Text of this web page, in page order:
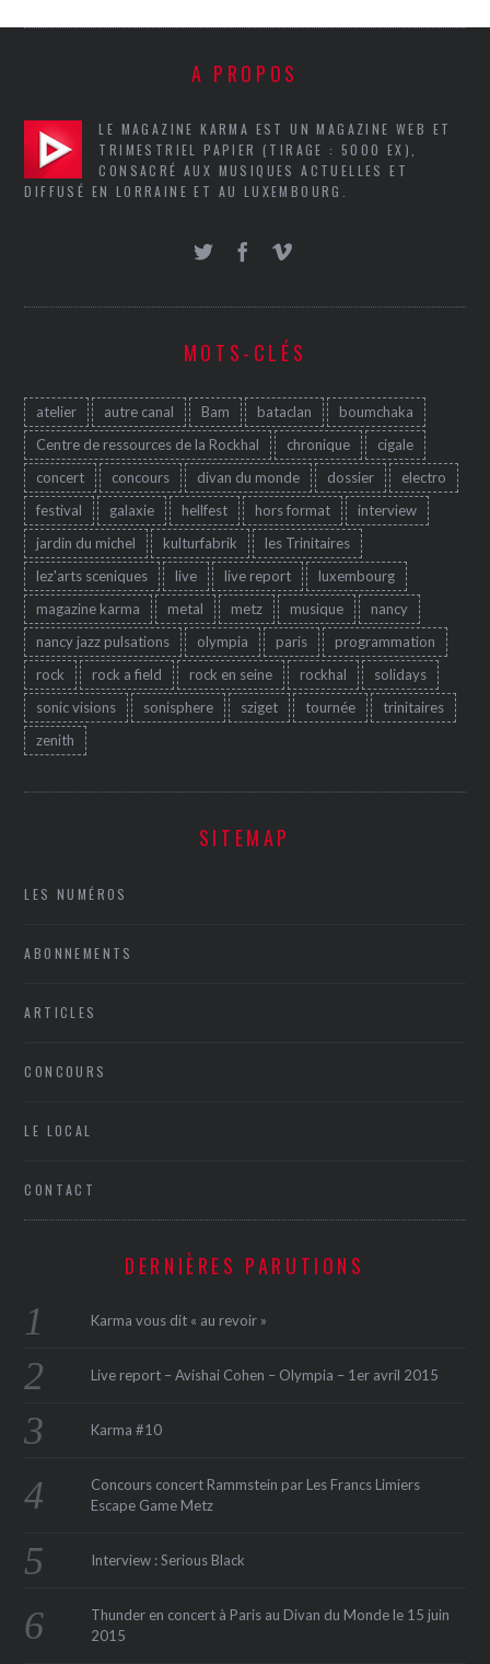
A PROPOS
LE MAGAZINE KARMA EST UN MAGAZINE WEB ET
TRIMESTRIEL PAPIER (TIRAGE : 5000 EX),
CONSACRÉ AUX MUSIQUES ACTUELLES ET
DIFFUSÉ EN LORRAINE ET AU LUXEMBOURG.
MOTS-CLÉS
atelier autre canal Bam bataclan
boumchaka
Centre de ressources de la Rockhal
chronique
cigale
concert
concours divan du monde dossier
electro
festival
galaxie hellfest hors format
interview
jardin du michel
kulturfabrik
les Trinitaires
lez'arts sceniques
live live report
luxembourg
magazine karma
metal metz musique
nancy
nancy jazz pulsations
olympia paris
programmation
rock
rock a field rock en seine rockhal
solidays
sonic visions
sonisphere sziget tournée
trinitaires
zenith
SITEMAP
LES NUMÉROS
ABONNEMENTS
ARTICLES
CONCOURS
LE LOCAL
CONTACT
DERNIÈRES PARUTIONS
Karma vous dit « au revoir »
Live report – Avishai Cohen – Olympia – 1er avril 2015
Karma #10
Concours concert Rammstein par Les Francs Limiers
Escape Game Metz
Interview : Serious Black
Thunder en concert à Paris au Divan du Monde le 15 juin
2015